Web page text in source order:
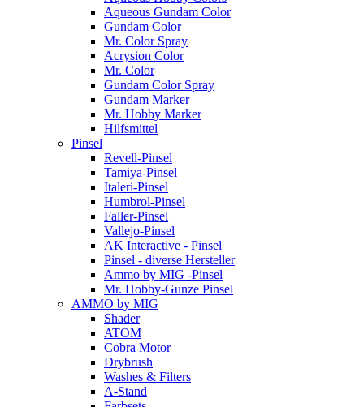
Aqueous Gundam Color
Gundam Color
Mr. Color Spray
Acrysion Color
Mr. Color
Gundam Color Spray
Gundam Marker
Mr. Hobby Marker
Hilfsmittel
Pinsel
Revell-Pinsel
Tamiya-Pinsel
Italeri-Pinsel
Humbrol-Pinsel
Faller-Pinsel
Vallejo-Pinsel
AK Interactive - Pinsel
Pinsel - diverse Hersteller
Ammo by MIG -Pinsel
Mr. Hobby-Gunze Pinsel
AMMO by MIG
Shader
ATOM
Cobra Motor
Drybrush
Washes & Filters
A-Stand